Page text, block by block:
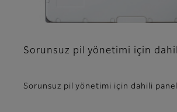
Sorunsuz pil yönetimi için
Sorunsuz pil yönetimi için dahili panel